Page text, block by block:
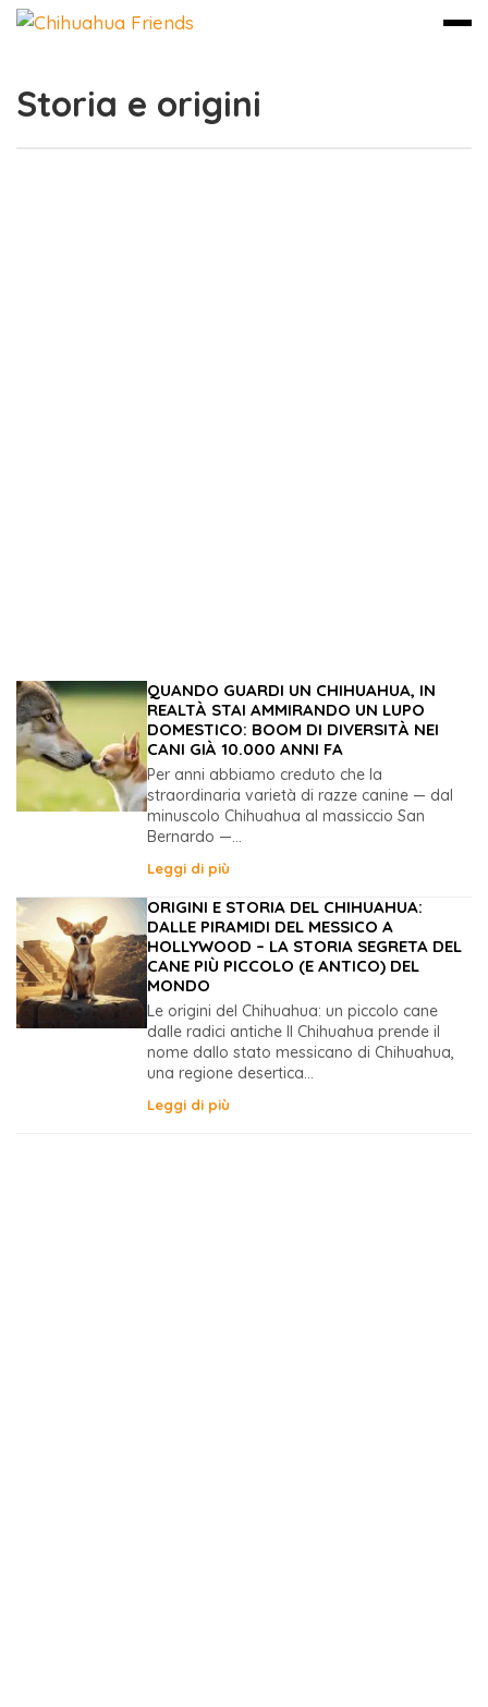
Vai
contenuto
Storia e origini
QUANDO GUARDI UN CHIHUAHUA, IN
REALTÀ STAI AMMIRANDO UN LUPO
DOMESTICO: BOOM DI DIVERSITÀ NEI
CANI GIÀ 10.000 ANNI FA
Per anni abbiamo creduto che la
straordinaria varietà di razze canine — dal
minuscolo Chihuahua al massiccio San
Bernardo —...
Leggi di più
ORIGINI E STORIA DEL CHIHUAHUA:
DALLE PIRAMIDI DEL MESSICO A
HOLLYWOOD – LA STORIA SEGRETA DEL
CANE PIÙ PICCOLO (E ANTICO) DEL
MONDO
Le origini del Chihuahua: un piccolo cane
dalle radici antiche Il Chihuahua prende il
nome dallo stato messicano di Chihuahua,
una regione desertica...
Leggi di più